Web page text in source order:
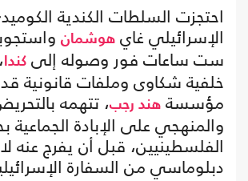
احتجزت السلطات الكندية
الإسرائيلي غاي هوشمان
ست ساعات فور وصوله إلى كندا
خلفية شكاوى وملفات قانونية
مؤسسة هند رجب، تتهمه
والمنهجي على الإبادة الجماعية
الفلسطينيين، قبل أن يفرج عنه
دبلوماسي من السفارة